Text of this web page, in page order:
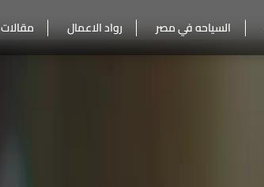
السياحه في مصر رواد الاعمال مقالات